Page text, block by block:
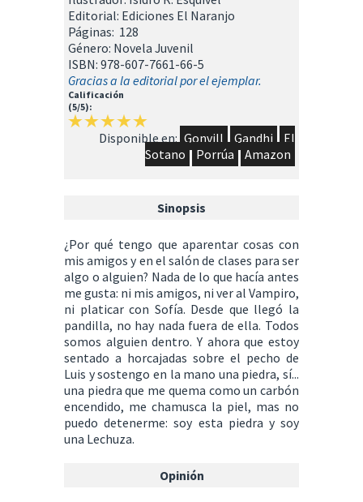
Editorial: Ediciones El Naranjo
Páginas: 128
Género: Novela Juvenil
ISBN: 978-607-7661-66-5
Gracias a la editorial por el ejemplar.
Calificación
(5/5):
Disponible en: Gonvill Gandhi
El
Sotano
Porrúa Amazon
Sinopsis
¿Por qué tengo que aparentar cosas con
mis amigos y en el salón de clases para ser
algo o alguien? Nada de lo que hacía antes
me gusta: ni mis amigos, ni ver al Vampiro,
ni platicar con Sofía. Desde que llegó la
pandilla, no hay nada fuera de ella. Todos
somos alguien dentro. Y ahora que estoy
sentado a horcajadas sobre el pecho de
Luis y sostengo en la mano una piedra, sí...
una piedra que me quema como un carbón
encendido, me chamusca la piel, mas no
puedo detenerme: soy esta piedra y soy
una Lechuza.
Opinión